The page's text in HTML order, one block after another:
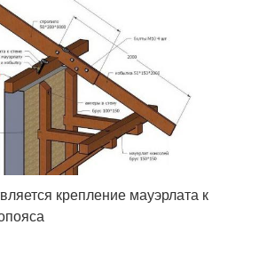
крепление мауэрлата к